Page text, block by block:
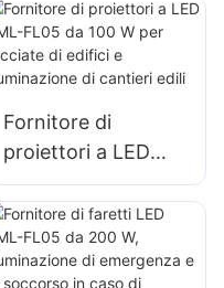
Fornitore di
proiettori a LED
KML-FL05 da 100
W per facciate di
edifici e
illuminazione di